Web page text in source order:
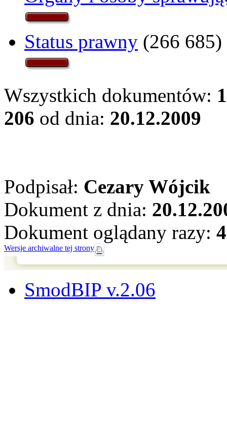
Status prawny (266 685)
Wszystkich dokumentów:
206 od dnia: 20.12.2009
Podpisał: Cezary Wójcik
Dokument z dnia:
Dokument oglądany razy:
Wersje archiwalne tej strony
SmodBIP v.2.06